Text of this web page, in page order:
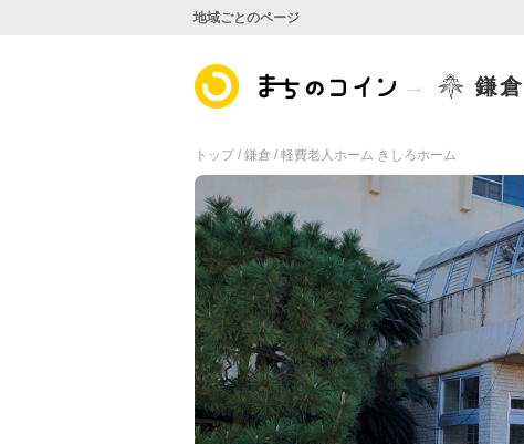
トップ / 鎌倉 / 軽費老人ホーム きしろホーム
地域ごとのページ
鎌倉